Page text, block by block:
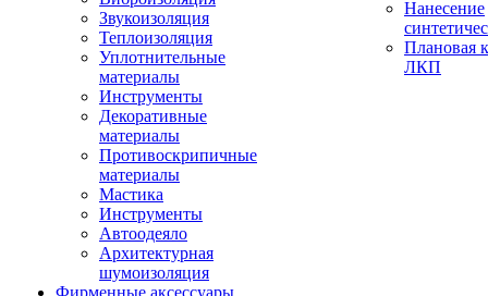
Звукоизоляция
Теплоизоляция
Уплотнительные
материалы
Инструменты
Декоративные
материалы
Противоскрипичные
материалы
Мастика
Инструменты
Автоодеяло
Архитектурная
шумоизоляция
Фирменные аксессуары
Нанесение
Плановая
ЛКП